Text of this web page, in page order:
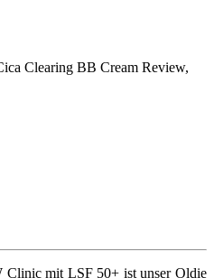
Clinic mit LSF 50+ ist unser Oldie